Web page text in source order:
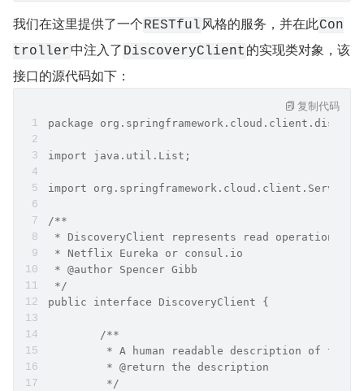
我们在这里提供了一个RESTful 风格的服务，并在此Con
troller中注入了 DiscoveryClient 的实现类对象，该
接口的源代码如下：
package
import java.util.List;
import
/**
* DiscoveryClient represents read operations
* Netflix Eureka or consul.io
* @author Spencer Gibb
*/
public interface DiscoveryClient {
	/**
* A human readable description of the
	 * @return the description
	 */
复制代码